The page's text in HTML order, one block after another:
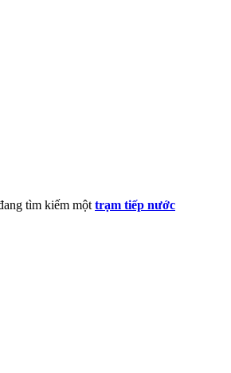
tìm kiếm một trạm tiếp nước